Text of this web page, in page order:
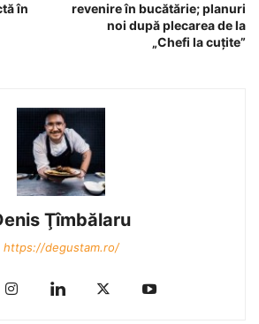
în
revenire în bucătărie; planuri
noi după plecarea de la
„Chefi la cuțite”
Ţîmbălaru
https://degustam.ro/